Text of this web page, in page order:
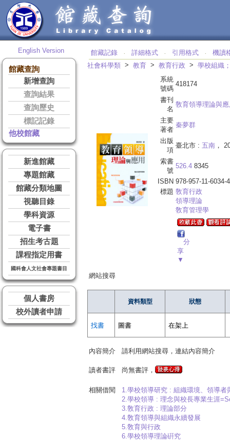
English Version
館藏查詢
新增查詢
查詢結果
查詢歷史
標記記錄
他校館藏
新進館藏
專題館藏
館藏分類地圖
視聽目錄
學科資源
電子書
招生考古題
課程指定用書
國科會人文社會專題書目
個人書房
校外讀者申請
館藏記錄 ‧ 詳細格式 ‧ 引用格式 ‧
機讀
社會科學類 > 教育 > 教育行政 > 學校組織
系統
號碼
418174
書刊
名
敎育領導理論與
主要
著者
秦夢群
出版
項
臺北市 : 五南 ，
索書
號
526.4 8345
ISBN 978-957-11-6034-4
標題 敎育行政
領導理論
敎育管理學
分
享
▼
網站搜尋
資料類型 狀態
找書 圖書 在架上
內容簡介 請利用網站搜尋，連結內容簡介
讀者書評 尚無書評，
相關借閱
1.學校領導研究 : 組織環境、領導者
2.學校領導 : 理念與校長專業生涯
3.敎育行政 : 理論部分
4.敎育領導與組織永續發展
5.敎育與行政
6.學校領導理論硏究